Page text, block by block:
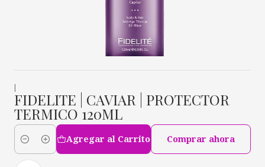
FIDELITE | CAVIAR | PROTECTOR
TERMICO 120ML
Cantidad
Agregar al Carrito Comprar ahora